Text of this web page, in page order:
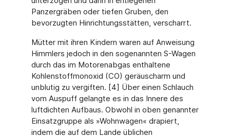
Panzergräben oder tiefen Gruben, den
bevorzugten Hinrichtungsstätten, verscharrt.
Mütter mit ihren Kindern waren auf Anweisung
Himmlers jedoch in den sogenannten S-Wagen
durch das im Motorenabgas enthaltene
Kohlenstoffmonoxid (CO) geräuscharm und
unblutig zu vergiften. [4] Über einen Schlauch
vom Auspuff gelangte es in das Innere des
luftdichten Aufbaus. Obwohl in oben genannter
Einsatzgruppe als »Wohnwagen« drapiert,
indem die auf dem Lande üblichen